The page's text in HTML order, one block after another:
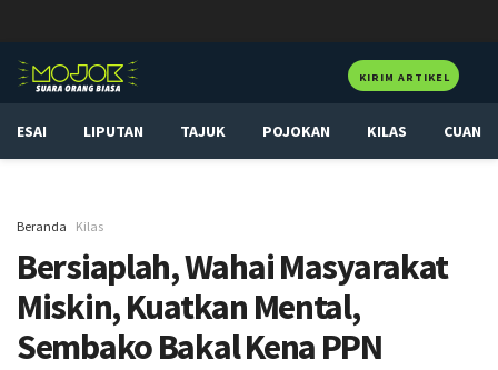
KIRIM ARTIKEL
ESAI LIPUTAN TAJUK POJOKAN KILAS CUAN
Beranda Kilas
Bersiaplah, Wahai Masyarakat
Miskin, Kuatkan Mental,
Sembako Bakal Kena PPN